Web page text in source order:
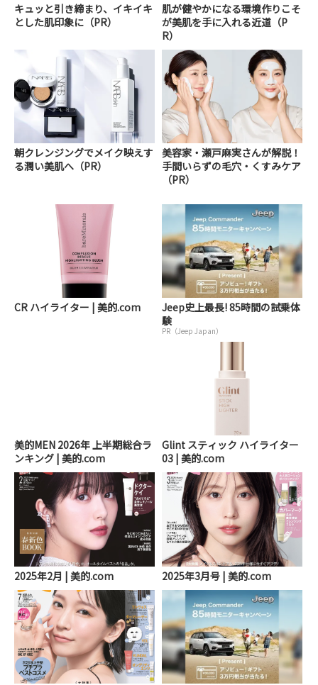
キュッと引き締まり、イキイキ
とした肌印象に（PR）
肌が健やかになる環境作りこそ
が美肌を手に入れる近道（P
R）
朝クレンジングでメイク映えす
る潤い美肌へ（PR）
美容家・瀬戸麻実さんが解説！
手間いらずの毛穴・くすみケア
（PR）
CR ハイライター | 美的.com
Jeep史上最長! 85時間の試乗体
験
PR（Jeep Japan）
美的MEN 2026年 上半期総合ラ
ンキング | 美的.com
Glint スティック ハイライター
03 | 美的.com
2025年2月 | 美的.com 2025年3月号 | 美的.com